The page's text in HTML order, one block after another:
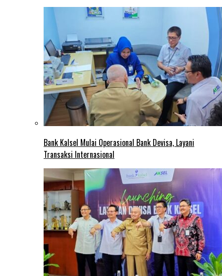
Bank Kalsel Mulai Operasional Bank Devisa, Layani
Transaksi Internasional